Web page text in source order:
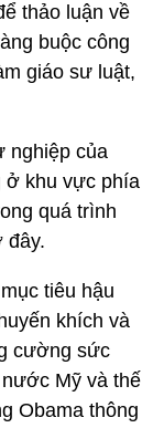
thảo luận về
buộc công
giáo sư luật,
nghiệp của
ở khu vực phía
quá trình
đây.
tiêu hậu
khích và
cường sức
Mỹ và thế
Obama thông